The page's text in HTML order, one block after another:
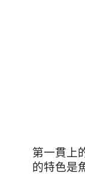
第一貫上
的特色是